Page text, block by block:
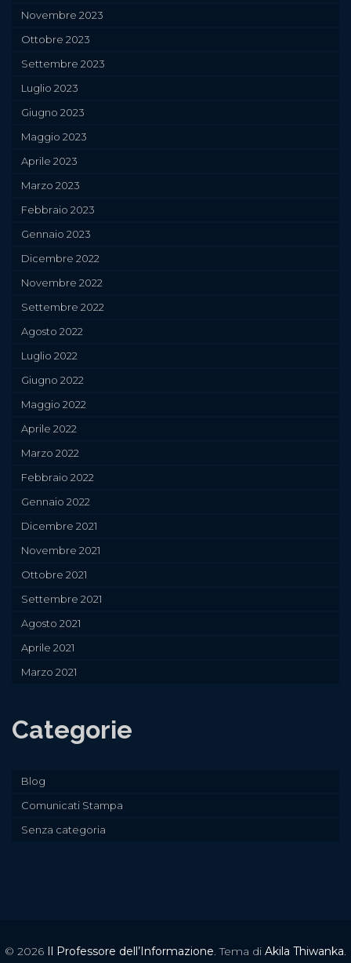
Novembre 2023
Ottobre 2023
Settembre 2023
Luglio 2023
Giugno 2023
Maggio 2023
Aprile 2023
Marzo 2023
Febbraio 2023
Gennaio 2023
Dicembre 2022
Novembre 2022
Settembre 2022
Agosto 2022
Luglio 2022
Giugno 2022
Maggio 2022
Aprile 2022
Marzo 2022
Febbraio 2022
Gennaio 2022
Dicembre 2021
Novembre 2021
Ottobre 2021
Settembre 2021
Agosto 2021
Aprile 2021
Marzo 2021
Categorie
Blog
Comunicati Stampa
Senza categoria
© 2026 Il Professore dell’Informazione. Tema di Akila Thiwanka.